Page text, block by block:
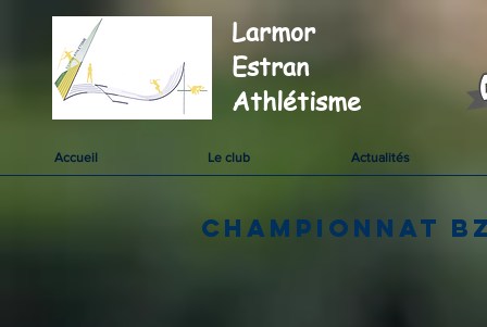
Larmor
Estran
Athlétisme
championnat
Accueil Le club Actualités